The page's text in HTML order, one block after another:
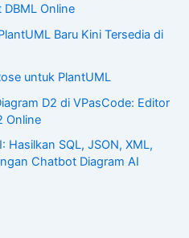
DBML Online
Baru Kini Tersedia di
untuk PlantUML
D2 di VPasCode: Editor
Online
Hasilkan SQL, JSON, XML,
Chatbot Diagram AI